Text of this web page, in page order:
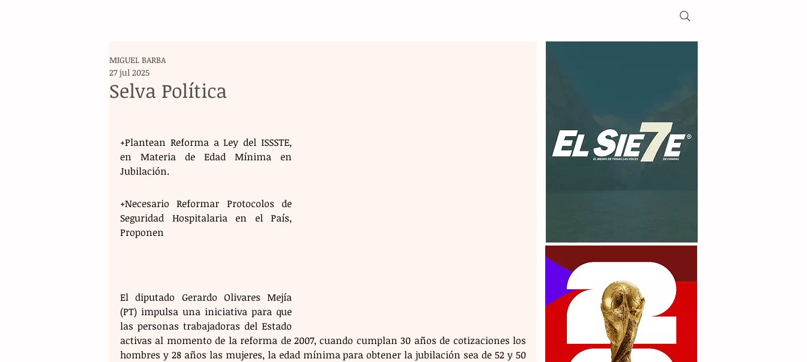
Selva Política
MIGUEL BARBA
27 jul 2025
+Plantean Reforma a Ley del ISSSTE,
en Materia de Edad Mínima en
Jubilación.
+Necesario Reformar Protocolos de
Seguridad Hospitalaria en el País,
Proponen
El diputado Gerardo Olivares Mejía
(PT) impulsa una iniciativa para que
las personas trabajadoras del Estado
activas al momento de la reforma de 2007, cuando cumplan 30 años de cotizaciones los
hombres y 28 años las mujeres, la edad mínima para obtener la jubilación sea de 52 y 50